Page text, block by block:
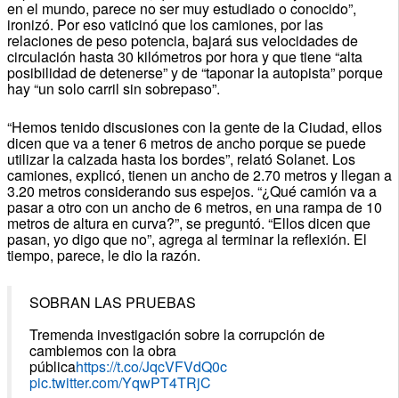
en el mundo, parece no ser muy estudiado o conocido”,
ironizó. Por eso vaticinó que los camiones, por las
relaciones de peso potencia, bajará sus velocidades de
circulación hasta 30 kilómetros por hora y que tiene “alta
posibilidad de detenerse” y de “taponar la autopista” porque
hay “un solo carril sin sobrepaso”.
“Hemos tenido discusiones con la gente de la Ciudad, ellos
dicen que va a tener 6 metros de ancho porque se puede
utilizar la calzada hasta los bordes”, relató Solanet. Los
camiones, explicó, tienen un ancho de 2.70 metros y llegan a
3.20 metros considerando sus espejos. “¿Qué camión va a
pasar a otro con un ancho de 6 metros, en una rampa de 10
metros de altura en curva?”, se preguntó. “Ellos dicen que
pasan, yo digo que no”, agrega al terminar la reflexión. El
tiempo, parece, le dio la razón.
SOBRAN LAS PRUEBAS
Tremenda investigación sobre la corrupción de
cambiemos con la obra
públicahttps://t.co/JqcVFVdQ0c
pic.twitter.com/YqwPT4TRjC